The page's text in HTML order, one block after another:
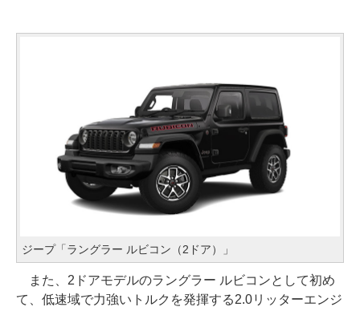
ジープ「ラングラー ルビコン（2ドア）」
また、2ドアモデルのラングラー ルビコンとして初め
て、低速域で力強いトルクを発揮する2.0リッターエンジ